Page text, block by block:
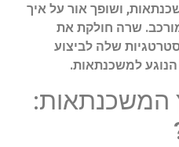
ושופך אור על איך
שרה חולקת את
שלה לביצוע
הנוגע למשכנתאות.
המשכנתאות: